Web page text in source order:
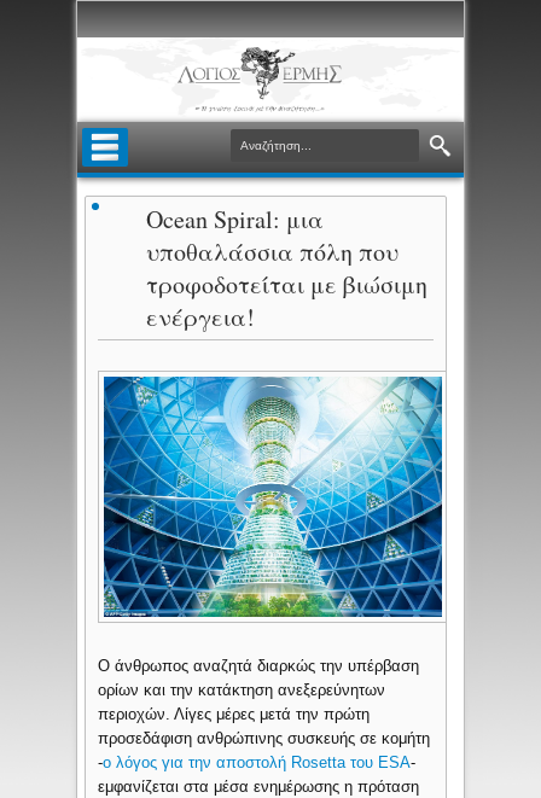
Ocean Spiral: μια
υποθαλάσσια πόλη που
τροφοδοτείται με βιώσιμη
ενέργεια!
Ο άνθρωπος αναζητά διαρκώς την υπέρβαση
ορίων και την κατάκτηση ανεξερεύνητων
περιοχών. Λίγες μέρες μετά την πρώτη
προσεδάφιση ανθρώπινης συσκευής σε κομήτη
-ο λόγος για την αποστολή Rosetta του ESA-
εμφανίζεται στα μέσα ενημέρωσης η πρόταση